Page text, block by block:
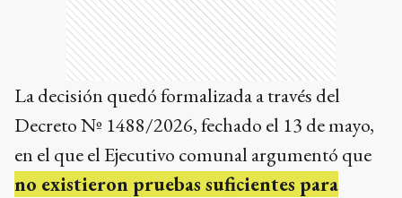
La decisión quedó formalizada a través del
Decreto Nº 1488/2026, fechado el 13 de mayo,
en el que el Ejecutivo comunal argumentó que
no existieron pruebas suficientes para